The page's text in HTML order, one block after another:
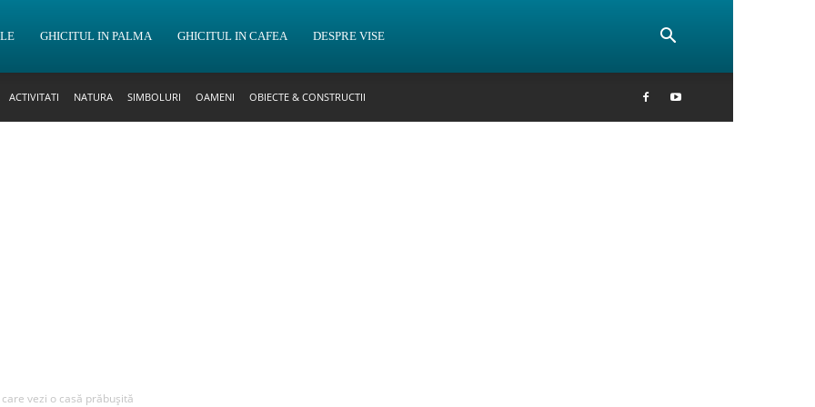
GHICITUL IN PALMA GHICITUL IN CAFEA DESPRE VISE
ACTIVITATI NATURA SIMBOLURI OAMENI OBIECTE & CONSTRUCTII
vezi o casă prăbușită